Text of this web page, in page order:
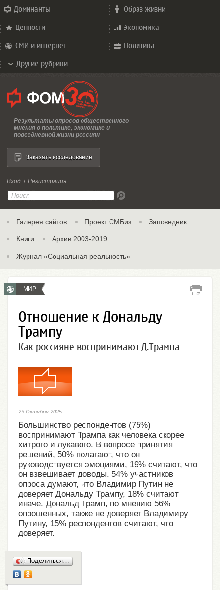
Доминанты Образ жизни
Ценности Экономика
СМИ и интернет Политика
Другие рубрики
Результаты опросов общественного
мнения о политике, экономике и
повседневной жизни россиян
Вход / Регистрация
Галерея сайтов Проект СМБиз Заповедник
Книги Архив 2003-2019
Журнал «Социальная реальность»
Заказать исследование
МИР
Отношение к Дональду
Трампу
Как россияне воспринимают Д.Трампа
23 Октября 2025
Большинство респондентов (75%)
воспринимают Трампа как человека скорее
хитрого и лукавого. В вопросе принятия
решений, 50% полагают, что он
руководствуется эмоциями, 19% считают, что
он взвешивает доводы. 54% участников
опроса думают, что Владимир Путин не
доверяет Дональду Трампу, 18% считают
иначе. Дональд Трамп, по мнению 56%
опрошенных, также не доверяет Владимиру
Путину, 15% респондентов считают, что
доверяет.
Поделиться…